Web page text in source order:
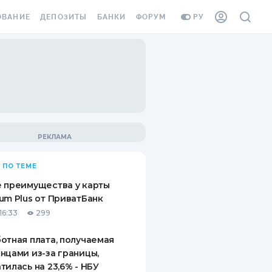
РУ
ВИНЬЕТКА
СОТРУДНИКОВ
ОТ
СЛУЧАЕВ
ДЕПОЗИТЫ
ВОПРОСЫ И ОТВЕТЫ
ПУТЕВОДИТЕЛИ ПО
БАНКИ ФОРУМ
ПО ТЕМЕ
преимущества у карты
Plus от ПриватБанк
299
плата, получаемая
из-за границы,
на 23,6% - НБУ